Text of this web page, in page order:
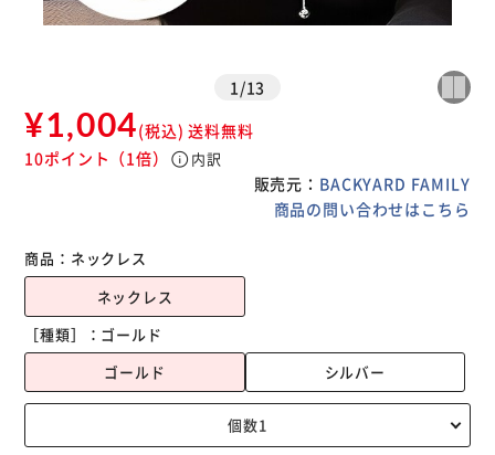
1 /13
¥1,004(税込) 送料無料
10ポイント （1倍） info内訳
販売元： BACKYARD FAMILY
商品の問い合わせはこちら
商品： ネックレス
ネックレス
［種類］： ゴールド
ゴールド
シルバー